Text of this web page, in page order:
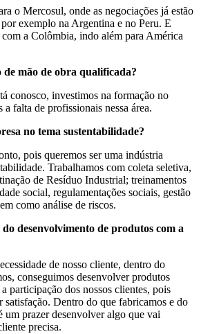
o Mercosul, onde as negociações já estão
exemplo na Argentina e no Peru. E
com a Colômbia, indo além para América
de mão de obra qualificada?
conosco, investimos na formação no
a falta de profissionais nessa área.
no tema sustentabilidade?
pois queremos ser uma indústria
Trabalhamos com coleta seletiva,
de Resíduo Industrial; treinamentos
social, regulamentações sociais, gestão
como análise de riscos.
desenvolvimento de produtos com a
de nosso cliente, dentro do
conseguimos desenvolver produtos
participação dos nossos clientes, pois
satisfação. Dentro do que fabricamos e do
um prazer desenvolver algo que vai
precisa.